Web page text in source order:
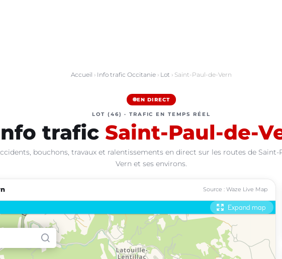
Accueil › Info trafic Occitanie › Lot › Saint-Paul-de-Vern
EN DIRECT
LOT (46) · TRAFIC EN TEMPS RÉEL
trafic Saint-Paul-de-
bouchons, travaux et ralentissements en direct sur les routes de Saint-
Vern et ses environs.
Source : Waze Live Map